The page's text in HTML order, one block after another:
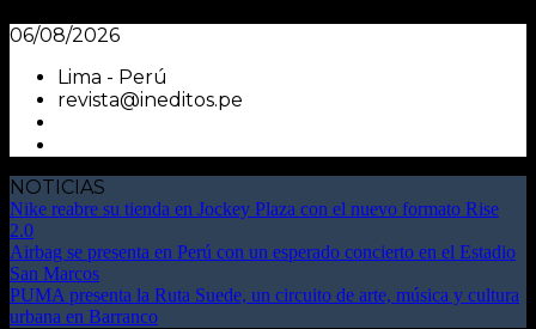
06/08/2026
Lima - Perú
revista@ineditos.pe
NOTICIAS
Nike reabre su tienda en Jockey Plaza con el nuevo formato Rise
2.0
Airbag se presenta en Perú con un esperado concierto en el Estadio
San Marcos
PUMA presenta la Ruta Suede, un circuito de arte, música y cultura
urbana en Barranco